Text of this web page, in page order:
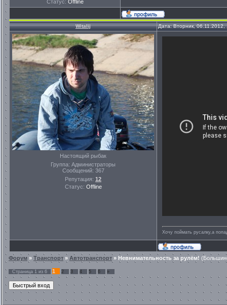
Статус: Offline
Witalij Дата: Вторник,
Настоящий рыбак
Группа: Администраторы
Сообщений: 367
Репутация: 12
Статус: Offline
Хочу поймать русалку,а
Форум » Транспорт » Автотранспорт » Невнимательность за рулём!
Страница 1 из 6 1 2 3 4 5 6 »